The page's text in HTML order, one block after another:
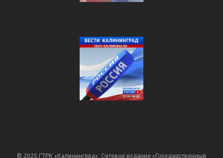
© 2025 ГТРК «Калининград». Сетевое издание «Государственный